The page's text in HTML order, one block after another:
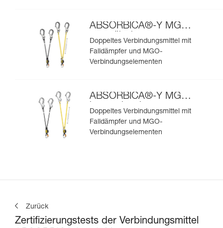
ABSORBICA®-Y MGO
europäische
Ausführung
Doppeltes Verbindungsmittel mit
Falldämpfer und MGO-
Verbindungselementen
ABSORBICA®-Y MGO
internationale
Ausführung
Doppeltes Verbindungsmittel mit
Falldämpfer und MGO-
Verbindungselementen
Zurück
Zertifizierungstests der Verbindungsmittel